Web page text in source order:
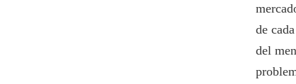
de
del